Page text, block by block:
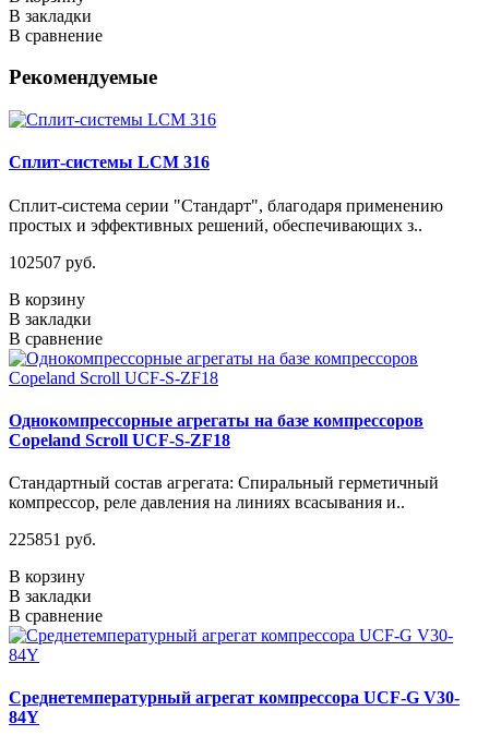
В закладки
В сравнение
Рекомендуемые
Сплит-системы LCM 316
Сплит-система серии "Стандарт", благодаря применению
простых и эффективных решений, обеспечивающих з..
102507 руб.
В корзину
В закладки
В сравнение
Однокомпрессорные агрегаты на базе компрессоров
Copeland Scroll UCF-S-ZF18
Стандартный состав агрегата: Спиральный герметичный
компрессор, реле давления на линиях всасывания и..
225851 руб.
В корзину
В закладки
В сравнение
Среднетемпературный агрегат компрессора UCF-G V30-
84Y